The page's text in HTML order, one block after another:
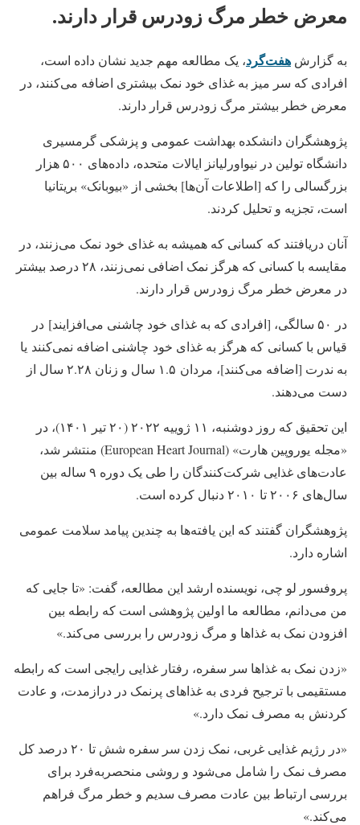
معرض خطر مرگ زودرس قرار دارند.
به گزارش هفت‌گرد، یک مطالعه مهم جدید نشان داده است،
افرادی که سر میز به غذای خود نمک بیشتری اضافه می‌کنند، در
معرض خطر بیشتر مرگ زودرس قرار دارند.
پژوهشگران دانشکده بهداشت عمومی و پزشکی گرمسیری
دانشگاه تولین در نیواورلیانز ایالات متحده، داده‌های ۵۰۰ هزار
بزرگسالی را که [اطلاعات آن‌ها] بخشی از «بیوبانک» بریتانیا
است، تجزیه و تحلیل کردند.
آنان دریافتند که کسانی که همیشه به غذای خود نمک می‌زنند، در
مقایسه با کسانی که هرگز نمک اضافی نمی‌زنند، ۲۸ درصد بیشتر
در معرض خطر مرگ زودرس قرار دارند.
در ۵۰ سالگی، [افرادی که به غذای خود چاشنی می‌افزایند] در
قیاس با کسانی که هرگز به غذای خود چاشنی اضافه نمی‌کنند یا
به ندرت [اضافه می‌کنند]، مردان ۱.۵ سال و زنان ۲.۲۸ سال از
دست می‌دهند.
این تحقیق که روز دوشنبه، ۱۱ ژوییه ۲۰۲۲ (۲۰ تیر ۱۴۰۱)، در
«مجله‌ یوروپین هارت» (European Heart Journal) منتشر شد،
عادت‌های غذایی شرکت‌کنندگان را طی یک دوره ۹ ساله بین
سال‌های ۲۰۰۶ تا ۲۰۱۰ دنبال کرده ‌است.
پژوهشگران گفتند که این یافته‌ها به چندین پیامد سلامت عمومی
اشاره دارد.
پروفسور لو چی، نویسنده ارشد این مطالعه، گفت: «تا جایی که
من می‌دانم، مطالعه ما اولین پژوهشی ا‌ست که رابطه بین
افزودن نمک به غذاها و مرگ زودرس را بررسی می‌کند.»
«زدن نمک به غذاها سر سفره، رفتار غذایی رایجی‌ است که رابطه
مستقیمی با ترجیح فردی به غذاهای پرنمک در درازمدت، و عادت
کردنش به مصرف نمک دارد.»
«در رژیم غذایی غربی، نمک زدن سر سفره شش تا ۲۰ درصد کل
مصرف نمک را شامل می‌شود و روشی منحصر‌به‌فرد برای
بررسی ارتباط بین عادت مصرف سدیم و خطر مرگ فراهم
می‌کند.»